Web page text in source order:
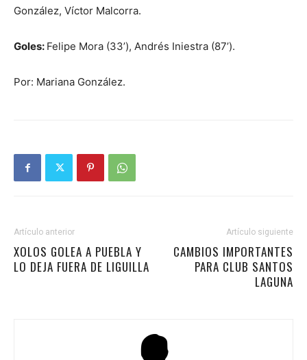
González, Víctor Malcorra.
Goles: Felipe Mora (33’), Andrés Iniestra (87’).
Por: Mariana González.
Artículo anterior
XOLOS GOLEA A PUEBLA Y
LO DEJA FUERA DE LIGUILLA
Artículo siguiente
CAMBIOS IMPORTANTES
PARA CLUB SANTOS
LAGUNA